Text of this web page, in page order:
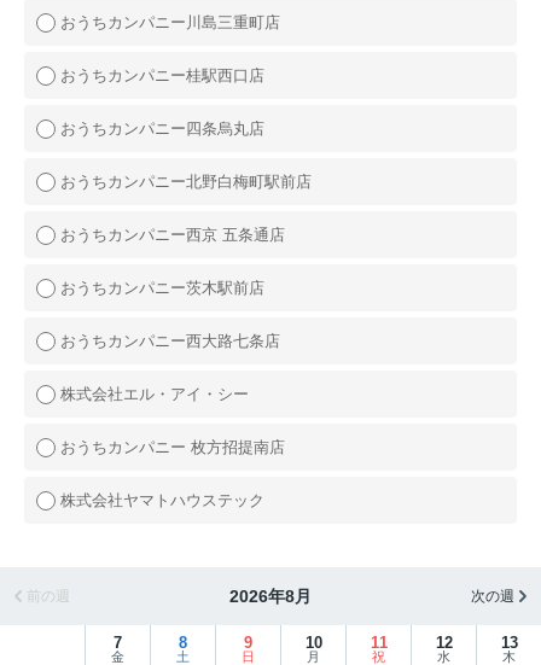
おうちカンパニー川島三重町店
おうちカンパニー桂駅西口店
おうちカンパニー四条烏丸店
おうちカンパニー北野白梅町駅前店
おうちカンパニー西京 五条通店
おうちカンパニー茨木駅前店
おうちカンパニー西大路七条店
株式会社エル・アイ・シー
おうちカンパニー 枚方招提南店
株式会社ヤマトハウステック
前の週 2026年8月 次の週
7
金
8
土
9
日
10
月
11
祝
12
水
13
木